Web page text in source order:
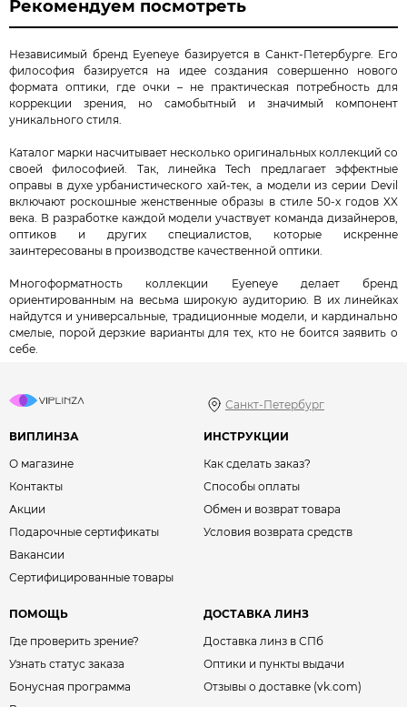
Рекомендуем посмотреть
Независимый бренд Eyeneye базируется в Санкт-Петербурге. Его
философия базируется на идее создания совершенно нового
формата оптики, где очки – не практическая потребность для
коррекции зрения, но самобытный и значимый компонент
уникального стиля.
Каталог марки насчитывает несколько оригинальных коллекций со
своей философией. Так, линейка Tech предлагает эффектные
оправы в духе урбанистического хай-тек, а модели из серии Devil
включают роскошные женственные образы в стиле 50-х годов XX
века. В разработке каждой модели участвует команда дизайнеров,
оптиков и других специалистов, которые искренне
заинтересованы в производстве качественной оптики.
Многоформатность коллекции Eyeneye делает бренд
ориентированным на весьма широкую аудиторию. В их линейках
найдутся и универсальные, традиционные модели, и кардинально
смелые, порой дерзкие варианты для тех, кто не боится заявить о
себе.
Санкт-Петербург
ВИПЛИНЗА
О магазине
Контакты
Акции
Подарочные сертификаты
Вакансии
Сертифицированные товары
ИНСТРУКЦИИ
Как сделать заказ?
Способы оплаты
Обмен и возврат товара
Условия возврата средств
ПОМОЩЬ
Где проверить зрение?
Узнать статус заказа
Бонусная программа
ДОСТАВКА ЛИНЗ
Доставка линз в СПб
Оптики и пункты выдачи
Отзывы о доставке (vk.com)